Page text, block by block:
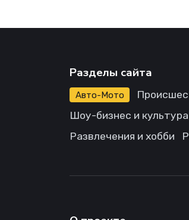
Разделы сайта
Авто-Мото
Шоу-бизнес и культура
Развлечения и хобби